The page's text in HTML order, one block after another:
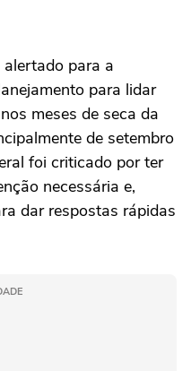
para a
para lidar
meses de seca da
de setembro
foi criticado por ter
necessária e,
dar respostas rápidas